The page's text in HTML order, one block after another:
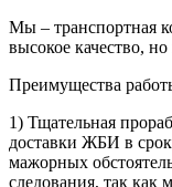
Мы – транспортная
высокое качество,
Преимущества
1) Тщательная
доставки ЖБИ в
мажорных
следования, так как